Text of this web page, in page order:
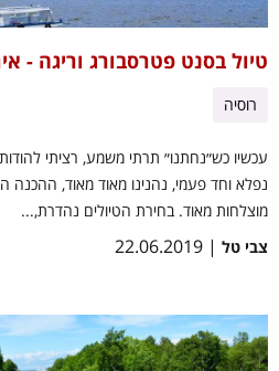
טיול בסנט פטרסבורג וריגה -
רוסיה
עכשיו כש״נחתנו״ תרתי משמע, רציתי להודות
נפלא וחד פעמי, נהנינו מאוד מאוד, ההכנה
מוצלחות מאוד. בחירת הטיולים נהדרת,...
צבי טל | 22.06.2019